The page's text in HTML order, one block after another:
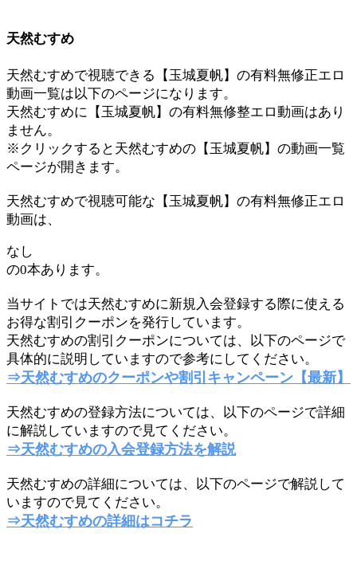
天然むすめ
天然むすめで視聴できる【玉城夏帆】の有料無修正エロ
動画一覧は以下のページになります。
天然むすめに【玉城夏帆】の有料無修整エロ動画はあり
ません。
※クリックすると天然むすめの【玉城夏帆】の動画一覧
ページが開きます。
天然むすめで視聴可能な【玉城夏帆】の有料無修正エロ
動画は、
なし
の0本あります。
当サイトでは天然むすめに新規入会登録する際に使える
お得な割引クーポンを発行しています。
天然むすめの割引クーポンについては、以下のページで
具体的に説明していますので参考にしてください。
⇒天然むすめのクーポンや割引キャンペーン【最新】
天然むすめの登録方法については、以下のページで詳細
に解説していますので見てください。
⇒天然むすめの入会登録方法を解説
天然むすめの詳細については、以下のページで解説して
いますので見てください。
⇒天然むすめの詳細はコチラ